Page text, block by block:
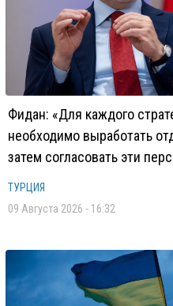
Фидан: «Для каждого
необходимо выработать
затем согласовать эти
ТУРЦИЯ
09 Августа 2026 - 16:32